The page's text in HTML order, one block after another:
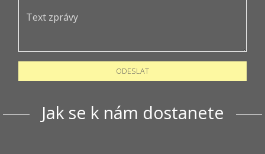
ODESLAT
Jak se k nám dostanete